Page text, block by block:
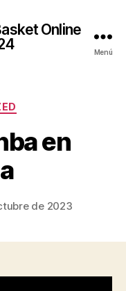
Online
Menú
en
de 2023